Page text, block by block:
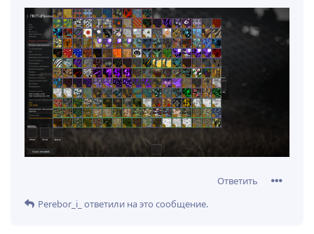
Ответить
Perebor_i_ ответили на это сообщение.